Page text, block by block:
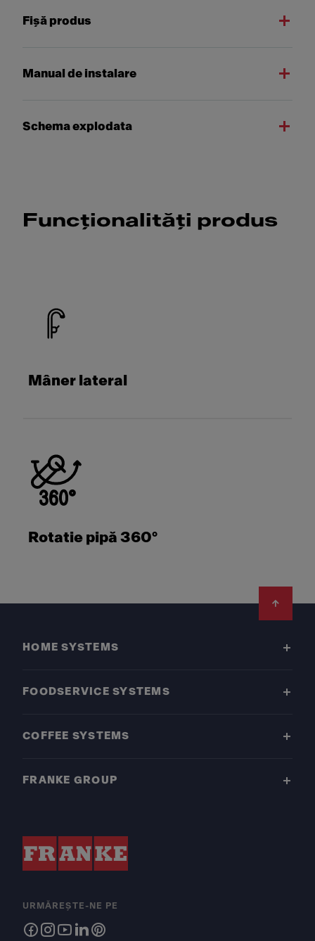
Fişă produs
Manual de instalare
Schema explodata
Funcționalități produs
Mâner lateral
Rotatie pipă 360°
HOME SYSTEMS
FOODSERVICE SYSTEMS
COFFEE SYSTEMS
FRANKE GROUP
URMĂREȘTE-NE PE